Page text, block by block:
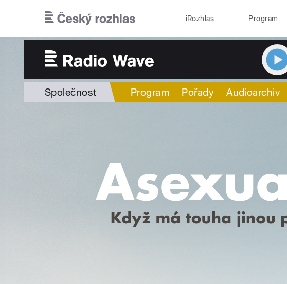
iRozhlas Program
Společnost Program Pořady Audioarchiv